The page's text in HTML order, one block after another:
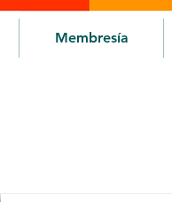
Membresía